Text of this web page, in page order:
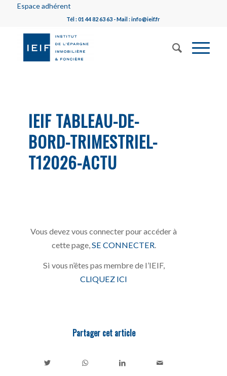
Espace adhérent
Tél : 01 44 82 63 63 - Mail : info@ieif.fr
IEIF TABLEAU-DE-
BORD-TRIMESTRIEL-
T12026-ACTU
Vous devez vous connecter pour accéder à
cette page, SE CONNECTER
Si vous n’êtes pas membre de l’IEIF,
CLIQUEZ ICI
Partager cet article